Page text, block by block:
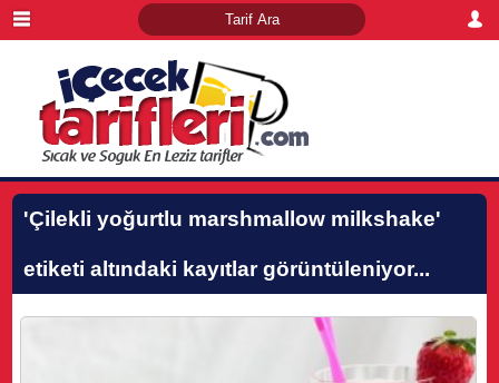
'Çilekli yoğurtlu marshmallow milkshake'
etiketi altındaki kayıtlar görüntüleniyor...